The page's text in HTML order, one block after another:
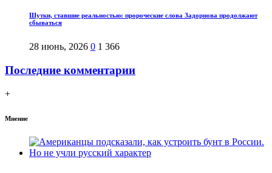
Шутки, ставшие реальностью: пророческие слова Задорнова продолжают
сбываться
28 июнь, 2026 0 1 366
Последние комментарии
+
Мнение